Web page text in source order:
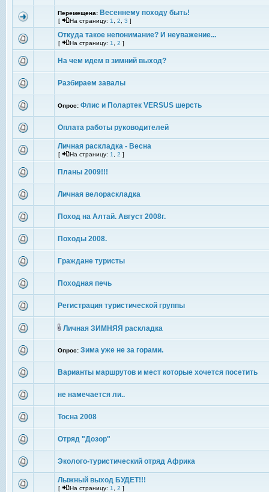
Перемещена: Весеннему походу быть!
[ На страницу: 1 2 3 ]
Откуда такое непонимание? И неуважение...
[ На страницу: 1 2 ]
На чем идем в зимний выход?
Разбираем завалы
Опрос: Флис и Полартек VERSUS шерсть
Оплата работы руководителей
Личная раскладка - Весна
[ На страницу: 1 2 ]
Планы 2009!!!
Личная велораскладка
Поход на Алтай. Август 2008г.
Походы 2008.
Граждане туристы
Походная печь
Регистрация туристической группы
Личная ЗИМНЯЯ раскладка
Опрос: Зима уже не за горами.
Варианты маршрутов и мест которые хочется посетить
не намечается ли..
Тосна 2008
Отряд "Дозор"
Эколого-туристический отряд Африка
Лыжный выход БУДЕТ!!!
[ На страницу: 1 2 ]